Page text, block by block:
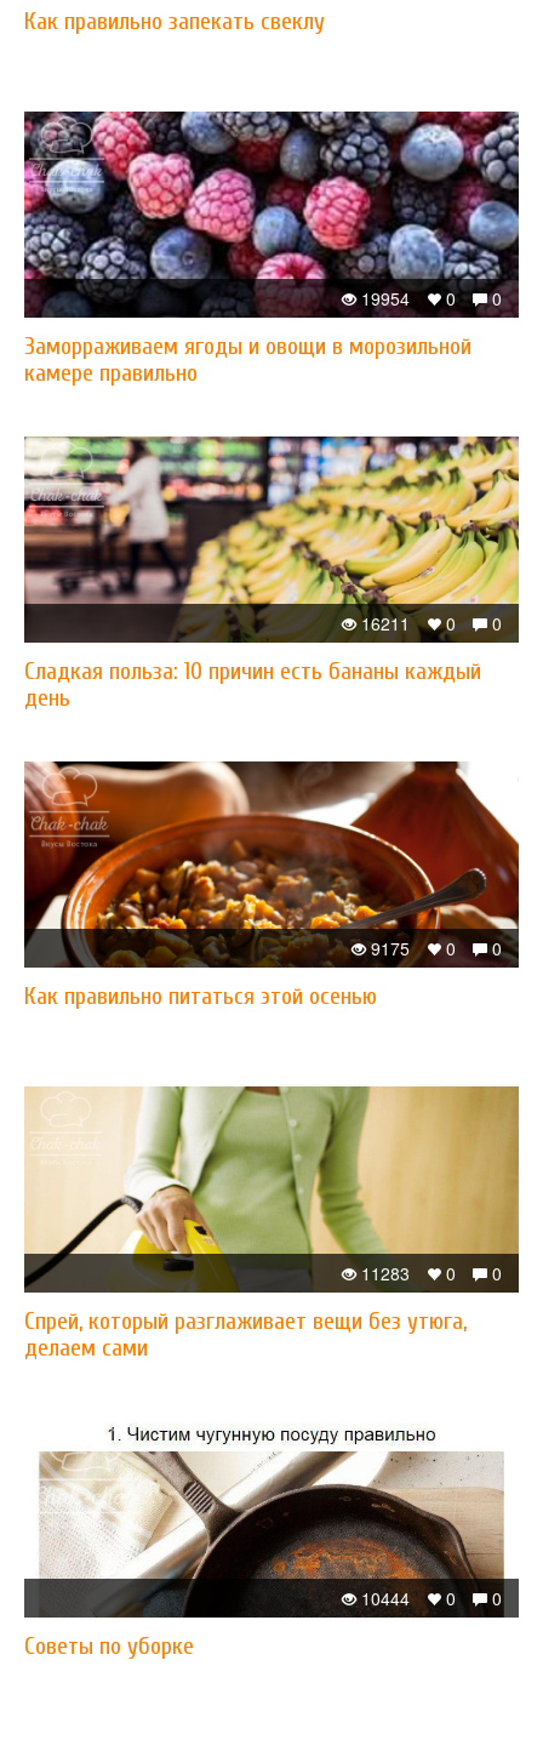
Как правильно запекать свеклу
0
0
19954
Заморраживаем ягоды и овощи в морозильной
камере правильно
0
0
16211
Сладкая польза: 10 причин есть бананы каждый
день
0
0
9175
Как правильно питаться этой осенью
0
0
11283
Спрей, который разглаживает вещи без утюга,
делаем сами
0
0
10444
Советы по уборке